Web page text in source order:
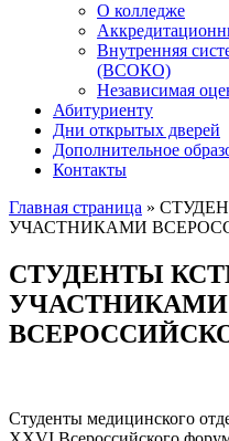
О колледже
Внутренняя
(ВСОКО)
Независимая
Абитуриенту
Дни открытых дверей
Дополнительное
Контакты
Главная страница »
УЧАСТНИКАМИ
СТУДЕНТЫ
УЧАСТНИКАМИ
Студенты медицинского